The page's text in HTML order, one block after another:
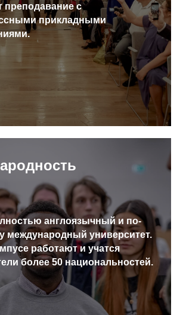
с
прикладными
англоязычный и по-
международный университет.
работают и учатся
более 50 национальностей.